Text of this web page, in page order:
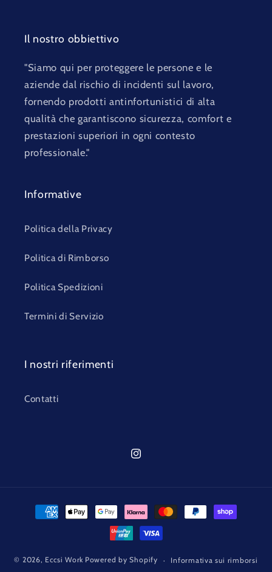
Il nostro obbiettivo
"Siamo qui per proteggere le persone e le
aziende dal rischio di incidenti sul lavoro,
fornendo prodotti antinfortunistici di alta
qualità che garantiscono sicurezza, comfort e
prestazioni superiori in ogni contesto
professionale."
Informative
Politica della Privacy
Politica di Rimborso
Politica Spedizioni
Termini di Servizio
I nostri riferimenti
Contatti
Instagram
Metodi
© 2026, Eccsi Work Powered by Shopify Informativa sui rimborsi